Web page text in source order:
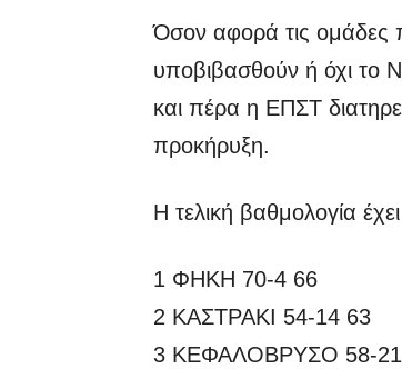
Όσον αφορά τις ομάδες
υποβιβασθούν ή όχι το
και πέρα η ΕΠΣΤ
προκήρυξη.
Η τελική βαθμολογία
1 ΦΗΚΗ 70-4 66
2 ΚΑΣΤΡΑΚΙ 54-14 63
3 ΚΕΦΑΛΟΒΡΥΣΟ 58-